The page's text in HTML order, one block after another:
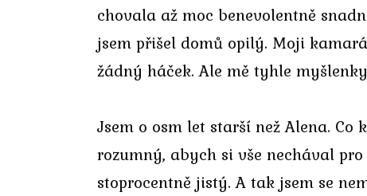
chovala až moc benevolentně
jsem přišel domů opilý. Moji
žádný háček. Ale mě tyhle
Jsem o osm let starší než Alena.
rozumný, abych si vše nechával
stoprocentně jistý. A tak jsem se